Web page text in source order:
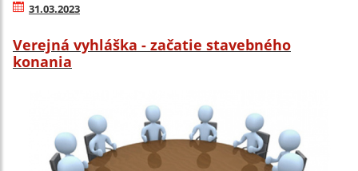
31.03.2023
Verejná vyhláška - začatie stavebného
konania